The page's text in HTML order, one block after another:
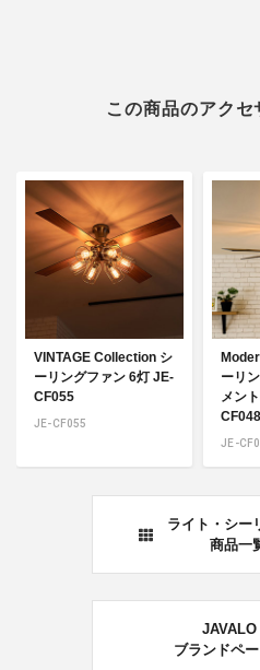
この商品のアク
VINTAGE Collection シ
ーリングファン 6灯 JE-
CF055
JE-CF055
ーリ
メン
CF048
JE-
ライト・シー
商品一
ブランドペ